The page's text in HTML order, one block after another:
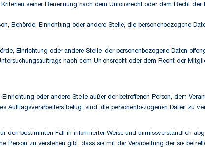
seiner Benennung nach dem Unionsrecht oder dem Recht
Behörde, Einrichtung oder andere Stelle, die personenbezogene
Einrichtung oder andere Stelle, der personenbezogene Daten
nach dem Unionsrecht oder dem Recht der
oder andere Stelle außer der betroffenen Person, dem
Auftragsverarbeiters befugt sind, die personenbezogenen Daten zu
den bestimmten Fall in informierter Weise und unmissverständlich
Person zu verstehen gibt, dass sie mit der Verarbeitung der sie